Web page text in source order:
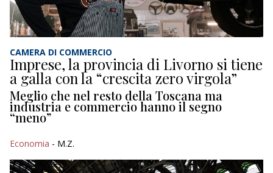
CAMERA DI COMMERCIO
Imprese, la provincia di Livorno si tiene
a galla con la “crescita zero virgola”
Meglio che nel resto della Toscana ma
industria e commercio hanno il segno
“meno”
Economia - M.Z.